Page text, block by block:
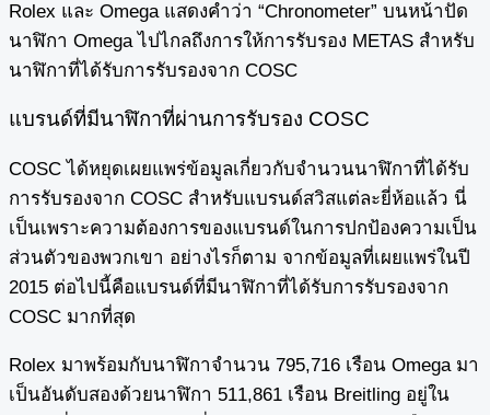
Rolex และ Omega แสดงคำว่า “Chronometer” บนหน้าปัด
นาฬิกา Omega ไปไกลถึงการให้การรับรอง METAS สำหรับ
นาฬิกาที่ได้รับการรับรองจาก COSC
แบรนด์ที่มีนาฬิกาที่ผ่านการรับรอง COSC
COSC ได้หยุดเผยแพร่ข้อมูลเกี่ยวกับจำนวนนาฬิกาที่ได้รับ
การรับรองจาก COSC สำหรับแบรนด์สวิสแต่ละยี่ห้อแล้ว นี่
เป็นเพราะความต้องการของแบรนด์ในการปกป้องความเป็น
ส่วนตัวของพวกเขา อย่างไรก็ตาม จากข้อมูลที่เผยแพร่ในปี
2015 ต่อไปนี้คือแบรนด์ที่มีนาฬิกาที่ได้รับการรับรองจาก
COSC มากที่สุด
Rolex มาพร้อมกับนาฬิกาจำนวน 795,716 เรือน Omega มา
เป็นอันดับสองด้วยนาฬิกา 511,861 เรือน Breitling อยู่ใน